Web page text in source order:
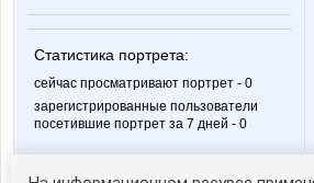
Статистика портрета:
сейчас просматривают портрет - 0
зарегистрированные пользователи
посетившие портрет за 7 дней - 0